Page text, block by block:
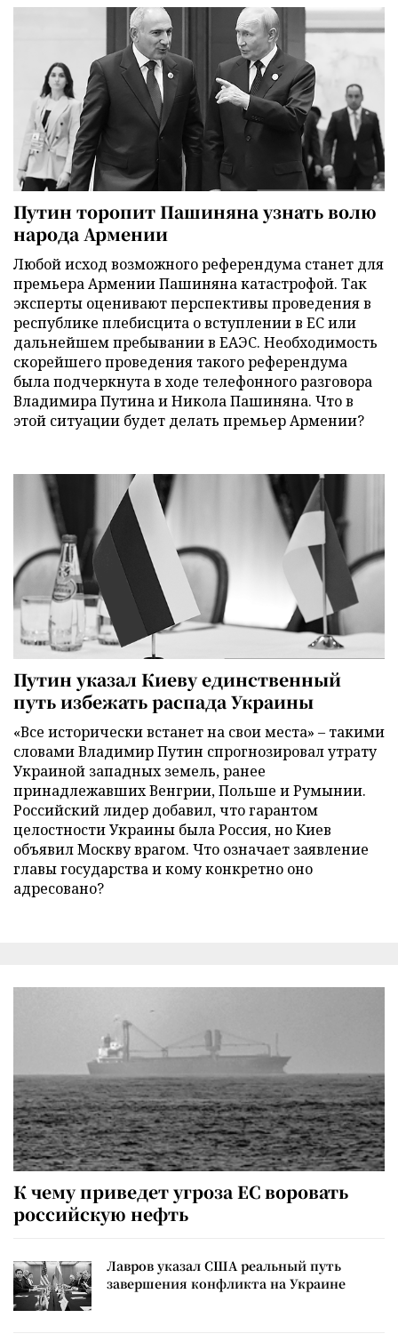
Путин торопит Пашиняна узнать волю
народа Армении
Любой исход возможного референдума станет для
премьера Армении Пашиняна катастрофой. Так
эксперты оценивают перспективы проведения в
республике плебисцита о вступлении в ЕС или
дальнейшем пребывании в ЕАЭС. Необходимость
скорейшего проведения такого референдума
была подчеркнута в ходе телефонного разговора
Владимира Путина и Никола Пашиняна. Что в
этой ситуации будет делать премьер Армении?
Путин указал Киеву единственный
путь избежать распада Украины
«Все исторически встанет на свои места» – такими
словами Владимир Путин спрогнозировал утрату
Украиной западных земель, ранее
принадлежавших Венгрии, Польше и Румынии.
Российский лидер добавил, что гарантом
целостности Украины была Россия, но Киев
объявил Москву врагом. Что означает заявление
главы государства и кому конкретно оно
адресовано?
К чему приведет угроза ЕС воровать
российскую нефть
Лавров указал США реальный путь
завершения конфликта на Украине